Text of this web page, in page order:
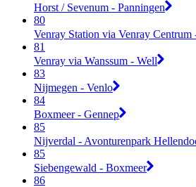
Horst / Sevenum - Panningen
80
Venray Station via Venray Centrum
81
Venray via Wanssum - Well
83
Nijmegen - Venlo
84
Boxmeer - Gennep
85
Nijverdal - Avonturenpark
85
Siebengewald - Boxmeer
86